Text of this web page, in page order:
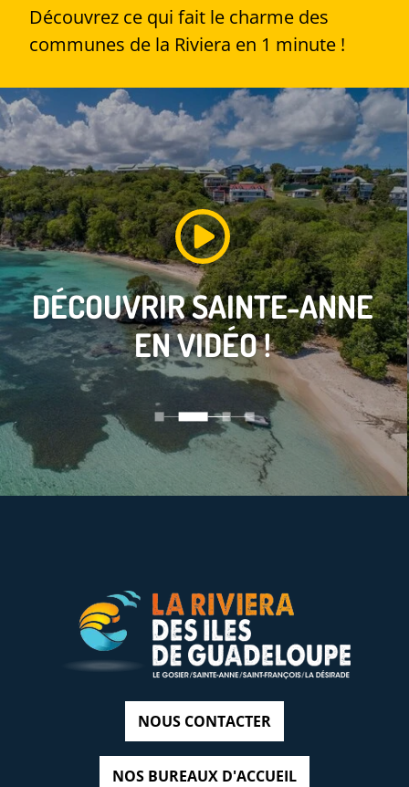
Découvrez ce qui fait le charme des
communes de la Riviera en 1 minute !
DÉCOUVRIRSAINTE-ANNE
EN VIDÉO !
NOUS CONTACTER
NOS BUREAUX D'ACCUEIL